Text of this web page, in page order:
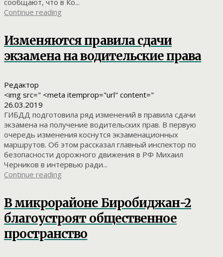
сообщают, что в Ко...
Continue reading
Изменяются правила сдачи
экзамена на водительские права
Редактор
<img src=" <meta itemprop="url" content="
26.03.2019
ГИБДД подготовила ряд изменений в правила сдачи
экзамена на получение водительских прав. В первую
очередь изменения коснутся экзаменационных
маршрутов. Об этом рассказал главный инспектор по
безопасности дорожного движения в РФ Михаил
Черников в интервью ради...
Continue reading
В микрорайоне Биробиджан-2
благоустроят общественное
пространство